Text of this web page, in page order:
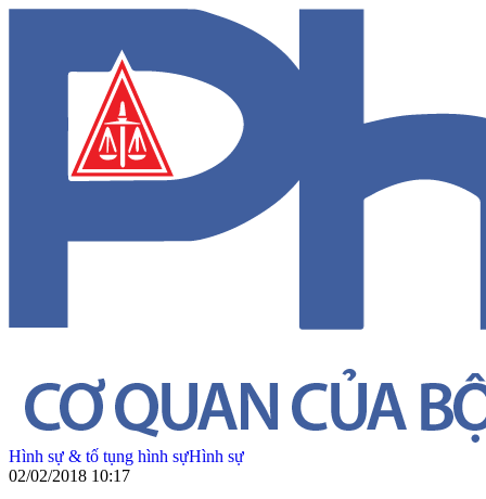
Hình sự & tố tụng hình sựHình sự
02/02/2018 10:17